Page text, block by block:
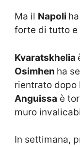
Ma il Napoli
forte di tutto e
Kvaratskhelia
Osimhen ha
rientrato dopo
Anguissa è
muro
In settimana,